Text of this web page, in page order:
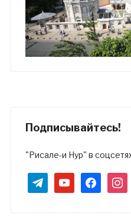
Подписывайтесь!
"Рисале-и Нур" в
telegramyoutubefacebook